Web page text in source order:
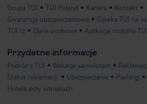
Grupa TUI TUI Poland Kariera
Kontakt
Gwarancja ubezpieczeniowa
Opieka TUI na
TUI.cz
Dane osobowe Aplikacja mobilna TUI
Przydatne informacje
Podróż z TUI Wakacje samolotem
Status reklamacji
Ubezpieczenia
Parkingi
Hotele przy lotniskach